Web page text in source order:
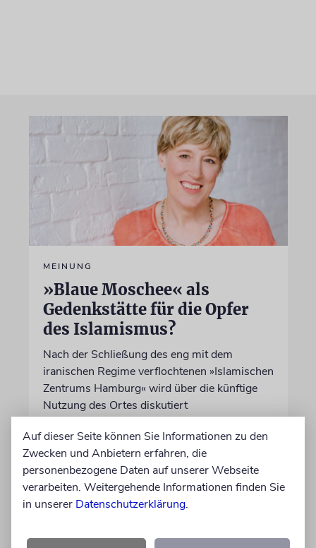
MEINUNG
»Blaue Moschee« als
Gedenkstätte für die Opfer
des Islamismus?
Nach der Schließung des eng mit dem
iranischen Regime verflochtenen »Islamischen
Zentrums Hamburg« wird über die künftige
Nutzung des Ortes diskutiert
Auf dieser Seite können Sie Informationen zu den
Zwecken und Anbietern erfahren, die
personenbezogene Daten auf unserer Webseite
verarbeiten. Weitergehende Informationen finden Sie
in unserer Datenschutzerklärung.